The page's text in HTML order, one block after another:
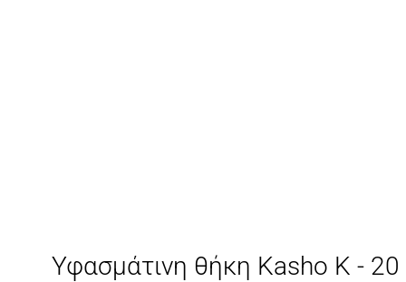
Υφασμάτινη θήκη Kasho K - 20